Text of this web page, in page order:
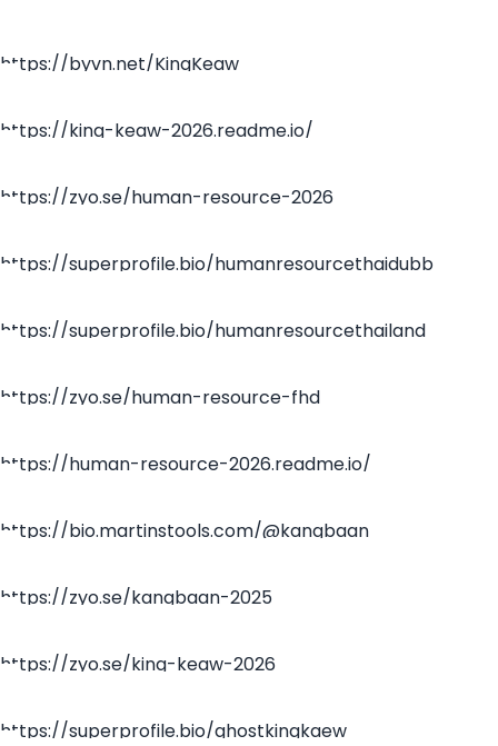
https://byvn.net/KingKeaw
https://king-keaw-2026.readme.io/
https://zyo.se/human-resource-2026
https://superprofile.bio/humanresourcethaidubb
https://superprofile.bio/humanresourcethailand
https://zyo.se/human-resource-fhd
https://human-resource-2026.readme.io/
https://bio.martinstools.com/@kangbaan
https://zyo.se/kangbaan-2025
https://zyo.se/king-keaw-2026
https://superprofile.bio/ghostkingkaew